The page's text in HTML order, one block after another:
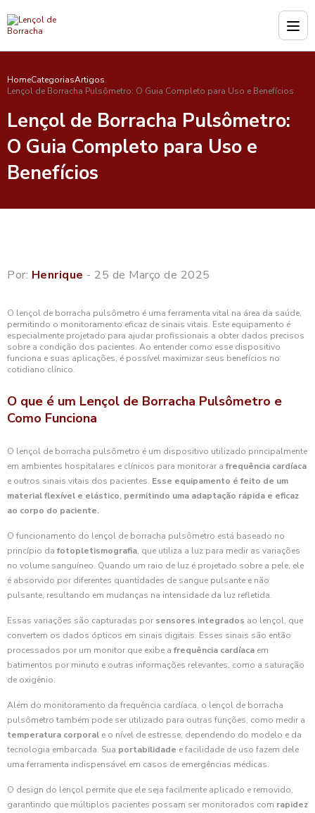
HomeCategoriasArtigos
Lençol de Borracha Pulsômetro: O Guia Completo para Uso e Benefícios
Lençol de Borracha Pulsômetro:
O Guia Completo para Uso e
Benefícios
Por: Henrique - 25 de Março de 2025
O lençol de borracha pulsômetro é uma ferramenta vital na área da saúde,
permitindo o monitoramento eficaz de sinais vitais. Este equipamento é
especialmente projetado para ajudar profissionais a obter dados precisos
sobre a condição dos pacientes. Ao entender como esse dispositivo
funciona e suas aplicações, é possível maximizar seus benefícios no
cotidiano clínico.
O que é um Lençol de Borracha Pulsômetro e
Como Funciona
O lençol de borracha pulsômetro é um dispositivo utilizado principalmente
em ambientes hospitalares e clínicos para monitorar a frequência cardíaca
e outros sinais vitais dos pacientes. Esse equipamento é feito de um
material flexível e elástico, permitindo uma adaptação rápida e eficaz
ao corpo do paciente.
O funcionamento do lençol de borracha pulsômetro está baseado no
princípio da fotopletismografia, que utiliza a luz para medir as variações
no volume sanguíneo. Quando um raio de luz é projetado sobre a pele, ele
é absorvido por diferentes quantidades de sangue pulsante e não
pulsante, resultando em mudanças na intensidade da luz refletida.
Essas variações são capturadas por sensores integrados ao lençol, que
convertem os dados ópticos em sinais digitais. Esses sinais são então
processados por um monitor que exibe a frequência cardíaca em
batimentos por minuto e outras informações relevantes, como a saturação
de oxigênio.
Além do monitoramento da frequência cardíaca, o lençol de borracha
pulsômetro também pode ser utilizado para outras funções, como medir a
temperatura corporal e o nível de estresse, dependendo do modelo e da
tecnologia embarcada. Sua portabilidade e facilidade de uso fazem dele
uma ferramenta indispensável em casos de emergências médicas.
O design do lençol permite que ele seja facilmente aplicado e removido,
garantindo que múltiplos pacientes possam ser monitorados com rapidez